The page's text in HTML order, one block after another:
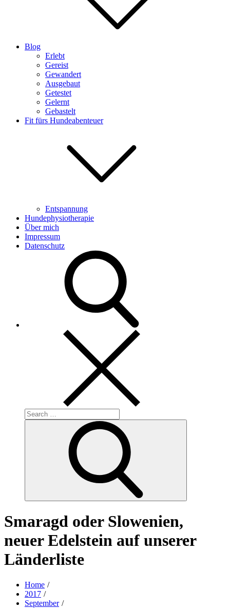
Blog
Erlebt
Gereist
Gewandert
Ausgebaut
Getestet
Gelernt
Gebastelt
Fit fürs Hundeabenteuer
Entspannung
Hundephysiotherapie
Über mich
Impressum
Datenschutz
Search
for:
Smaragd oder Slowenien,
neuer Edelstein auf unserer
Länderliste
Home
2017
September